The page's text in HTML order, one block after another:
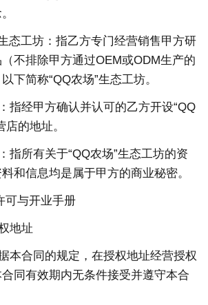
态工坊：指乙方专门经营销售甲方研
不排除甲方通过OEM或ODM生产的
下简称“QQ农场”生态工坊。
指经甲方确认并认可的乙方开设“QQ
的地址。
指所有关于“QQ农场”生态工坊的资
和信息均是属于甲方的商业秘密。
可与开业手册
地址
本合同的规定，在授权地址经营授权
同有效期内无条件接受并遵守本合